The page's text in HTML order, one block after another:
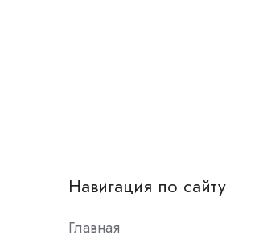
Навигация по сайту
Главная